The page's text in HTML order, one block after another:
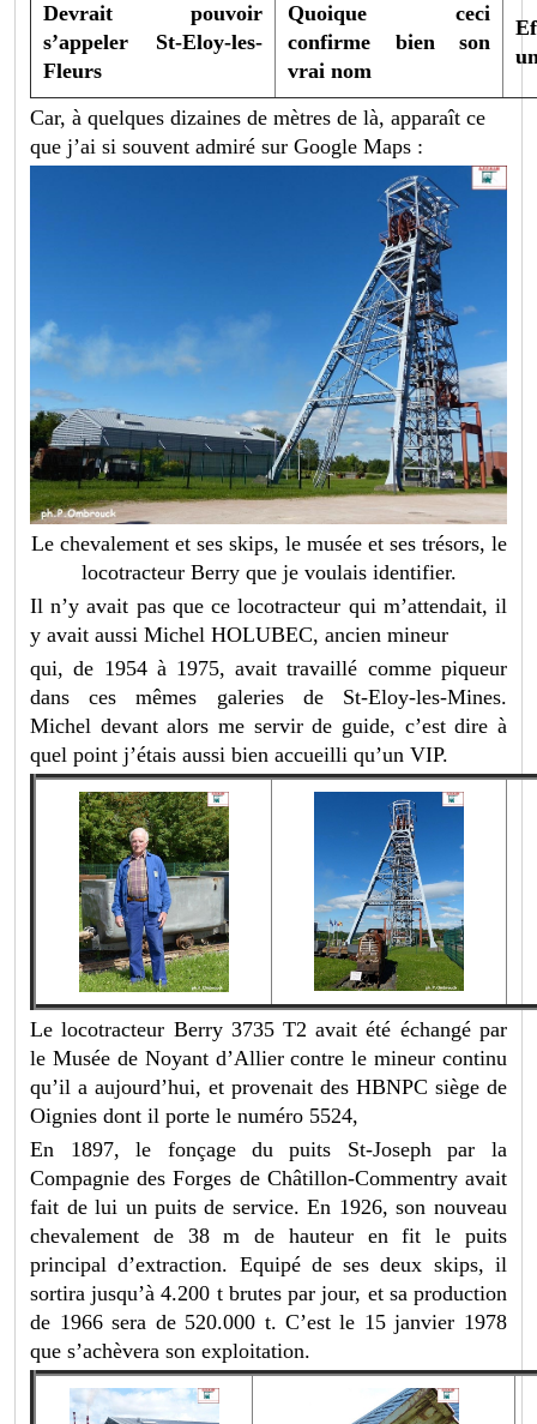
Devrait pouvoir
s’appeler St-Eloy-les-
Fleurs
Quoique ceci
confirme bien son
vrai nom
Car, à quelques dizaines de mètres de là, apparaît ce
que j’ai si souvent admiré sur Google Maps :
Le chevalement et ses skips, le musée et ses trésors, le
locotracteur Berry que je voulais identifier.
Il n’y avait pas que ce locotracteur qui m’attendait, il
y avait aussi Michel HOLUBEC, ancien mineur
qui, de 1954 à 1975, avait travaillé comme piqueur
dans ces mêmes galeries de St-Eloy-les-Mines.
Michel devant alors me servir de guide, c’est dire à
quel point j’étais aussi bien accueilli qu’un VIP.
Le locotracteur Berry 3735 T2 avait été échangé par
le Musée de Noyant d’Allier contre le mineur continu
qu’il a aujourd’hui, et provenait des HBNPC siège de
Oignies dont il porte le numéro 5524,
En 1897, le fonçage du puits St-Joseph par la
Compagnie des Forges de Châtillon-Commentry avait
fait de lui un puits de service. En 1926, son nouveau
chevalement de 38 m de hauteur en fit le puits
principal d’extraction. Equipé de ses deux skips, il
sortira jusqu’à 4.200 t brutes par jour, et sa production
de 1966 sera de 520.000 t. C’est le 15 janvier 1978
que s’achèvera son exploitation.